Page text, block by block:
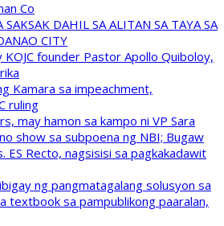
Co
SAKSAK DAHIL SA ALITAN SA TAYA SA
CITY
founder Pastor Apollo Quiboloy,
Kamara sa impeachment,
ruling
may hamon sa kampo ni VP Sara
show sa subpoena ng NBI; Bugaw
ES Recto, nagsisisi sa pagkakadawit
ng pangmatagalang solusyon sa
textbook sa pampublikong paaralan,